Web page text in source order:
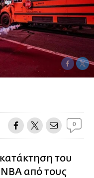
0
του
από τους